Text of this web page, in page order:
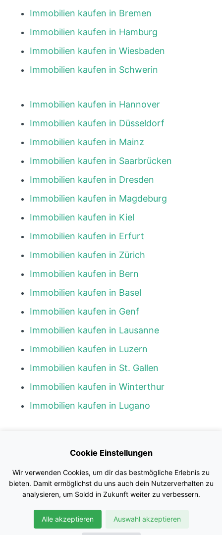
Immobilien kaufen in Bremen
Immobilien kaufen in Hamburg
Immobilien kaufen in Wiesbaden
Immobilien kaufen in Schwerin
Immobilien kaufen in Hannover
Immobilien kaufen in Düsseldorf
Immobilien kaufen in Mainz
Immobilien kaufen in Saarbrücken
Immobilien kaufen in Dresden
Immobilien kaufen in Magdeburg
Immobilien kaufen in Kiel
Immobilien kaufen in Erfurt
Immobilien kaufen in Zürich
Immobilien kaufen in Bern
Immobilien kaufen in Basel
Immobilien kaufen in Genf
Immobilien kaufen in Lausanne
Immobilien kaufen in Luzern
Immobilien kaufen in St. Gallen
Immobilien kaufen in Winterthur
Immobilien kaufen in Lugano
Impressum
Nutzungsbedingungen
Datenschutz
Cookie Einstellungen
Wir verwenden Cookies, um dir das bestmögliche Erlebnis zu
bieten. Damit ermöglichst du uns auch dein Nutzerverhalten zu
analysieren, um Soldd in Zukunft weiter zu verbessern.
Alle akzeptieren Auswahl akzeptieren